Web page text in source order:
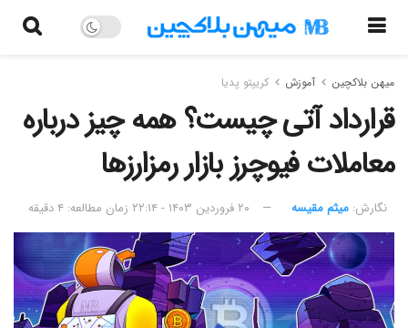
میهن بلاکچین آموزش کریپتو پدیا
قرارداد آتی چیست؟ همه چیز درباره
معاملات فیوچرز بازار رمزارزها
نگارش:‌ میثم مقیسه ۲۰ فروردین ۱۴۰۳ - ۲۲:۱۴ زمان مطالعه: ۴ دقیقه